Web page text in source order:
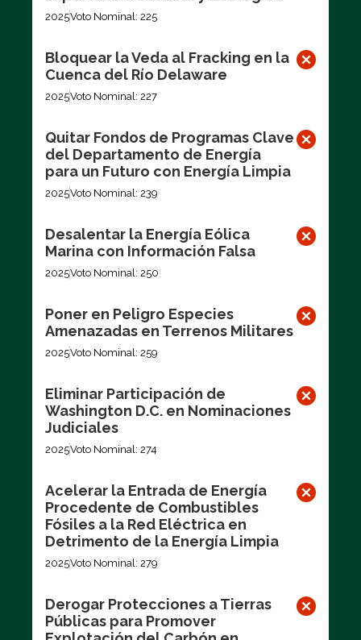
2025Voto Nominal: 225
Bloquear la Veda al Fracking en la
Cuenca del Río Delaware
2025Voto Nominal: 227
Quitar Fondos de Programas Clave
del Departamento de Energía
para un Futuro con Energía Limpia
2025Voto Nominal: 239
Desalentar la Energía Eólica
Marina con Información Falsa
2025Voto Nominal: 250
Poner en Peligro Especies
Amenazadas en Terrenos Militares
2025Voto Nominal: 259
Eliminar Participación de
Washington D.C. en Nominaciones
Judiciales
2025Voto Nominal: 274
Acelerar la Entrada de Energía
Procedente de Combustibles
Fósiles a la Red Eléctrica en
Detrimento de la Energía Limpia
2025Voto Nominal: 279
Derogar Protecciones a Tierras
Públicas para Promover